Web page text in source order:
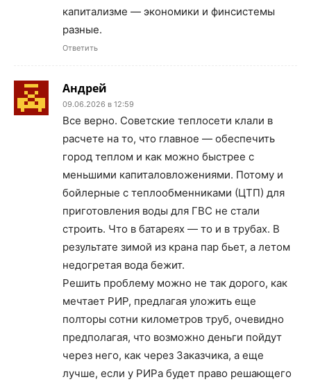
капитализме — экономики и финсистемы
разные.
Ответить
Андрей
09.06.2026 в 12:59
Все верно. Советские теплосети клали в
расчете на то, что главное — обеспечить
город теплом и как можно быстрее с
меньшими капиталовложениями. Потому и
бойлерные с теплообменниками (ЦТП) для
приготовления воды для ГВС не стали
строить. Что в батареях — то и в трубах. В
результате зимой из крана пар бьет, а летом
недогретая вода бежит.
Решить проблему можно не так дорого, как
мечтает РИР, предлагая уложить еще
полторы сотни километров труб, очевидно
предполагая, что возможно деньги пойдут
через него, как через Заказчика, а еще
лучше, если у РИРа будет право решающего